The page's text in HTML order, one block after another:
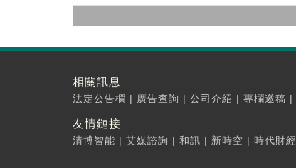
相關訊息
法定公告欄 | 廣告查詢 | 公司介紹 | 專欄邀稿 |
友情鏈接
清博智能 | 艾媒諮詢 | 和訊 | 新時空 | 時代財經